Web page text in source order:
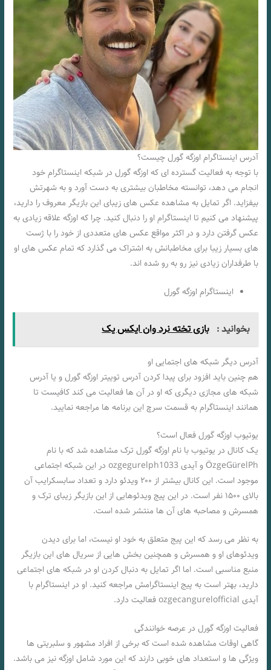
آدرس اینستاگرام اوزگه گورل چیست؟
با توجه به فعالیت گسترده ای که اوزگه گورل در شبکه اینستاگرام خود
انجام می‌ دهد، توانسته مخاطبان بیشتری به دست آورد و به شهرتش
بیفزاید. اگر تمایل به مشاهده عکس های زیبای این بازیگر معروف را دارید،
پیشنهاد می کنیم تا اینستاگرام او را دنبال کنید. چرا که اوزگه علاقه زیادی به
عکس گرفتن دارد و در اکثر مواقع عکس‌ های متعددی از خود را با ژست
های بسیار زیبا برای مخاطبانش به اشتراک می گذارد که تمام عکس های او
با طرفداران زیادی نیز رو به رو شده اند.
اینستاگرام اوزگه گورل
بخوانید : بازی تخته نرد وان ایکس یک
آدرس دیگر شبکه های اجتمایی او
هم چنین باید افزود برای پیدا کردن آدرس توییتر اوزگه گورل و یا آدرس
شبکه های مجازی دیگری که او در آن ها فعالیت می کند کافیست تا
همانند اینستاگرام به قسمت سرچ این برنامه ها مراجعه نمایید.
یوتیوب اوزگه گورل فعال است؟
یک کانال در یوتیوب با نام اوزگه گورل ترک مشاهده شد که با نام
ÖzgeGürelPh و آیدی ozgegurelph1033 در این شبکه اجتماعی
موجود است. این کانال بیشتر از ۲۰۰ ویدئو دارد و تعداد سابسکرایب آن
بالای ۱۵۰۰ نفر است. در این پیج ویدئوهایی از این بازیگر زیبای ترک و
همسرش و مصاحبه های آن ها منتشر شده است.
به نظر می رسد که این پیج متعلق به خود او نیست، اما برای دیدن
ویدئوهای او و همسرش و همچنین بخش هایی از سریال های این بازیگر
منبع مناسبی است. اما اگر تمایل به دنبال کردن او در شبکه های اجتماعی
دارید، بهتر است به پیج اینستاگرامش مراجعه کنید. او در اینستاگرام با
آیدی ozgecangurelofficial فعالیت دارد.
فعالیت اوزگه گورل در عرصه خوانندگی
گاهی اوقات مشاهده شده است که برخی از افراد مشهور و سلبریتی ها
ویژگی ها و استعداد های خوبی دارند که این مورد شامل اوزگه نیز می باشد.